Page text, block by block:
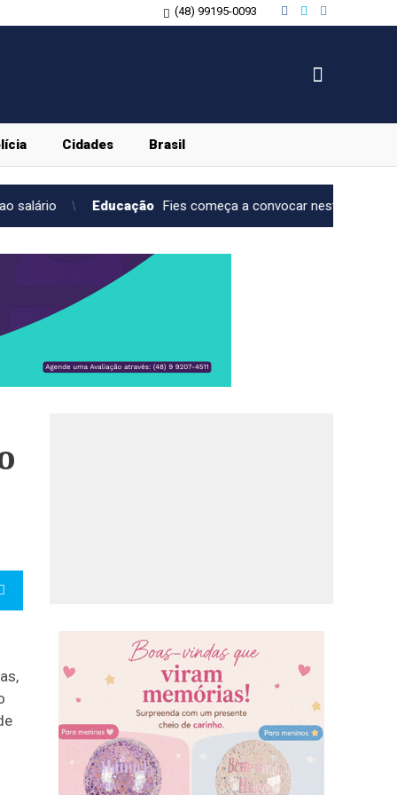
(48) 99195-0093
Cidades Brasil
Fies começa a convocar nesta sexta estudantes em lista